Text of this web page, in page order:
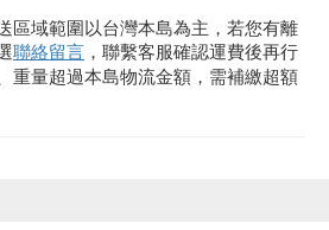
區域範圍以台灣本島為主，若您有離
聯絡留言 ，聯繫客服確認運費後再行
重量超過本島物流金額，需補繳超額